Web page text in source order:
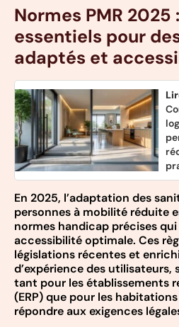
Normes PMR 2025
essentiels pour
adaptés et
En 2025, l’adaptation des
personnes à mobilité réduite
normes handicap précises
accessibilité optimale. Ces
législations récentes et
d’expérience des utilisateurs,
tant pour les établissements
(ERP) que pour les
répondre aux exigences